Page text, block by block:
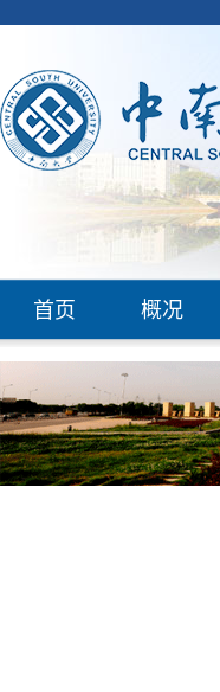
首页 概况